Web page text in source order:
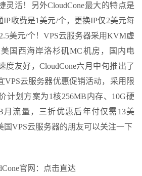
灵活！另外CloudCone最大的特点是
IP收费是1美元/个，更换IP仅2美元每
美元/个！VPS云服务器采用KVM虚
国西海岸洛杉矶MC机房，国内电
度友好，CloudCone六月中旬推出了
VPS云服务器优惠促销活动，采用限
计划方案为1核256MB内存、10G硬
月流量，三折优惠后年付仅需13美
国VPS云服务器的朋友可以关注一下
官网：点击直达